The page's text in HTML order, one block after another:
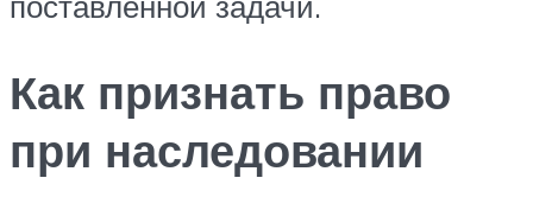
Как признать право
при наследовании